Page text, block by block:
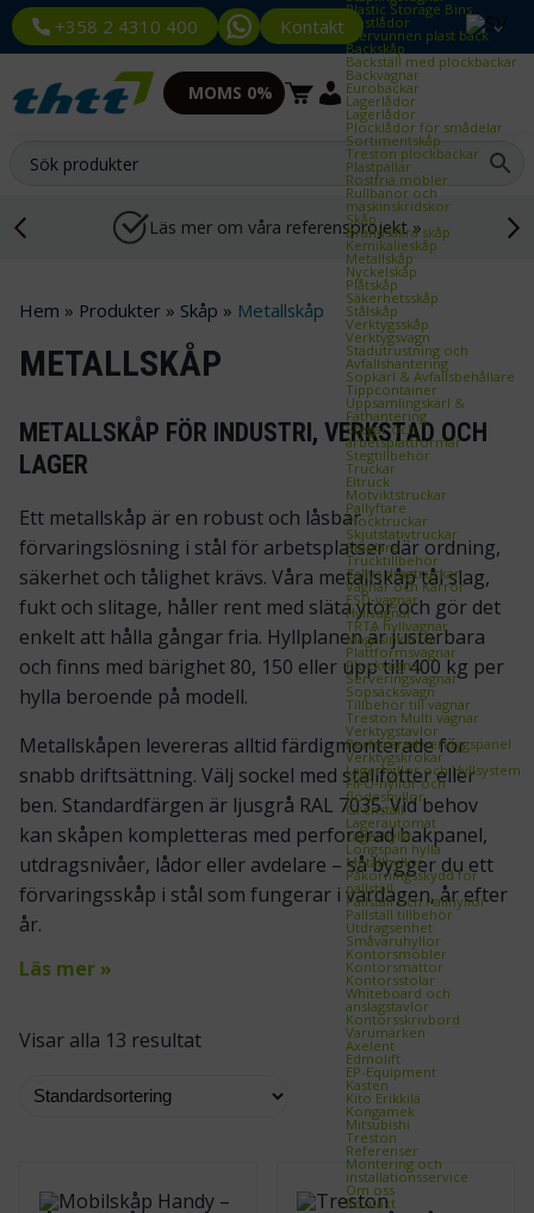
+358 2 4310 400 Kontakt
Plastic Storage Bins
Plastlådor
Återvunnen plast back
Backskåp
Backställ med plockbackar
Backvagnar
Eurobackar
Lagerlådor
Lagerlådor
Plocklådor för smådelar
Sortimentskåp
Treston plockbackar
Plastpallar
Rostfria möbler
Rullbanor och
maskinskridskor
Skåp
Brandsäkra skåp
Kemikalieskåp
Metallskåp
Nyckelskåp
Plåtskåp
Säkerhetsskåp
Stålskåp
Verktygsskåp
Verktygsvagn
Städutrustning och
Avfallshantering
Sopkärl & Avfallsbehållare
Tippcontainer
Uppsamlingskärl &
Fathantering
Stegar och
arbetsplattformar
Stegtillbehör
Truckar
Eltruck
Motviktstruckar
Pallyftare
Plocktruckar
Skjutstativtruckar
Staplare
Trucktillbehör
Zallys dragtruckar
Vagnar och Kärror
ESD‑vagnar
Hyllvagnar
TRTA hyllvagnar
Magasinkärror
Plattformsvagnar
Plockvagnar
Serveringsvagnar
Sopsäcksvagn
Tillbehör till vagnar
Treston Multi vagnar
Verktygstavlor
Perforerad verktygspanel
Verktygskrokar
Lagerhyllor och Hyllsystem
FIFO‑hyllor och
flödeshyllor
Grenställ
Lagerautomat
Lagerhylla
Longspan hylla
Metallhyllor
Påkörningsskydd för
pallställ
Pallställ och Pallhyllor
Pallställ tillbehör
Utdragsenhet
Småvaruhyllor
Kontorsmöbler
Kontorsmattor
Kontorsstolar
Whiteboard och
anslagstavlor
Kontorsskrivbord
Varumärken
Axelent
Edmolift
EP-Equipment
Kasten
Kito Erikkilä
Kongamek
Mitsubishi
Treston
Referenser
Montering och
installationsservice
Om oss
Kontakt
MOMS 0%
Läs mer om våra referensprojekt »
Hem » Produkter » Skåp » Metallskåp
METALLSKÅP
METALLSKÅP FÖR INDUSTRI, VERKSTAD OCH
LAGER
Ett metallskåp är en robust och låsbar
förvaringslösning i stål för arbetsplatser där ordning,
säkerhet och tålighet krävs. Våra metallskåp tål slag,
fukt och slitage, håller rent med släta ytor och gör det
enkelt att hålla gångar fria. Hyllplanen är justerbara
och finns med bärighet 80, 150 eller upp till 400 kg per
hylla beroende på modell.
Metallskåpen levereras alltid färdigmonterade för
snabb driftsättning. Välj sockel med ställfötter eller
ben. Standardfärgen är ljusgrå RAL 7035. Vid behov
kan skåpen kompletteras med perforerad bakpanel,
utdragsnivåer, lådor eller avdelare – så bygger du ett
förvaringsskåp i stål som fungerar i vardagen, år efter
år.
Läs mer »
Visar alla 13 resultat